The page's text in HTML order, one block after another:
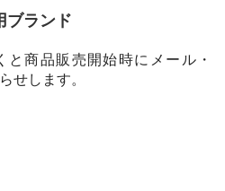
ブランド
と商品販売開始時にメール・
せします。